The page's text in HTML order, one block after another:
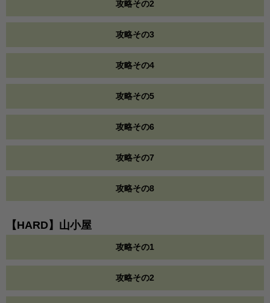
攻略その2
攻略その3
攻略その4
攻略その5
攻略その6
攻略その7
攻略その8
【HARD】山小屋
攻略その1
攻略その2